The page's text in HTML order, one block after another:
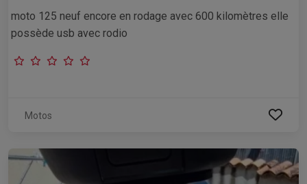
moto 125 neuf encore en rodage avec 600 kilomètres elle
possède usb avec rodio
Motos